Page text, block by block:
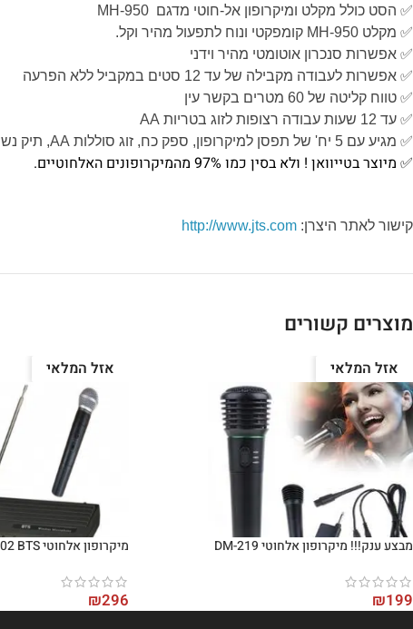
✅‌ הסט כולל מקלט ומיקרופון אל-חוטי מדגם MH-950
✅‌ מקלט MH-950 קומפקטי ונוח לתפעול מהיר וקל.
✅‌ אפשרות סנכרון אוטומטי מהיר וידני
✅‌ אפשרות לעבודה מקבילה של עד 12 סטים במקביל ללא הפרעה
✅‌ טווח קליטה של 60 מטרים בקשר עין
✅‌ עד 12 שעות עבודה רצופות לזוג בטריות AA
✅‌ מגיע עם 5 יח' של תפסן למיקרופון, ספק כח, זוג סוללות AA, תיק נשיאה וחוברת הפעלה
✅‌ מיוצר בטייוואן ! ולא בסין כמו 97% מהמיקרופונים האלחוטיים.
קישור לאתר היצרן: http://www.jts.com
מוצרים קשורים
אזל המלאי
מבצע ענק!!! מיקרופון אלחוטי DM-219
₪199
אזל המלאי
מיקרופון אלחוטי EN FV-302 BTS
₪296